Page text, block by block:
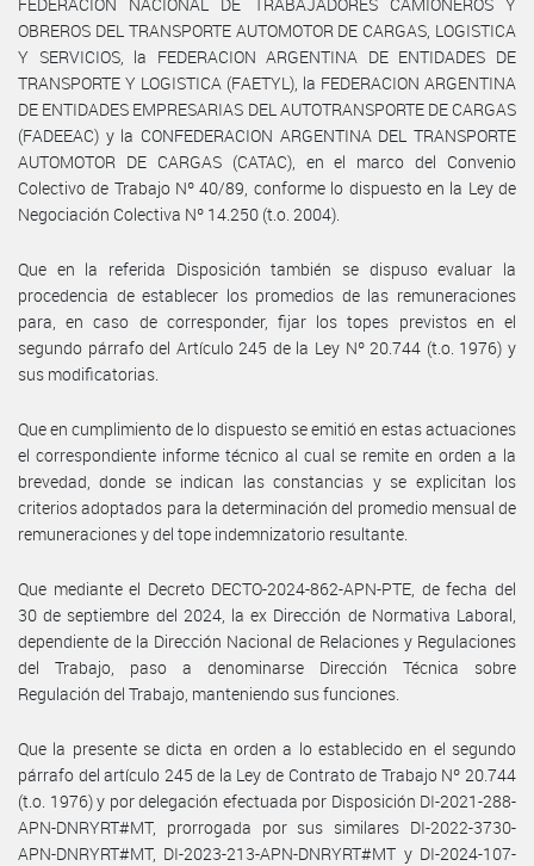
OBREROS DEL TRANSPORTE AUTOMOTOR DE CARGAS, LOGISTICA
Y SERVICIOS, la FEDERACION ARGENTINA DE ENTIDADES DE
TRANSPORTE Y LOGISTICA (FAETYL), la FEDERACION ARGENTINA
DE ENTIDADES EMPRESARIAS DEL AUTOTRANSPORTE DE CARGAS
(FADEEAC) y la CONFEDERACION ARGENTINA DEL TRANSPORTE
AUTOMOTOR DE CARGAS (CATAC), en el marco del Convenio
Colectivo de Trabajo Nº 40/89, conforme lo dispuesto en la Ley de
Negociación Colectiva Nº 14.250 (t.o. 2004).
Que en la referida Disposición también se dispuso evaluar la
procedencia de establecer los promedios de las remuneraciones
para, en caso de corresponder, fijar los topes previstos en el
segundo párrafo del Artículo 245 de la Ley Nº 20.744 (t.o. 1976) y
sus modificatorias.
Que en cumplimiento de lo dispuesto se emitió en estas actuaciones
el correspondiente informe técnico al cual se remite en orden a la
brevedad, donde se indican las constancias y se explicitan los
criterios adoptados para la determinación del promedio mensual de
remuneraciones y del tope indemnizatorio resultante.
Que mediante el Decreto DECTO-2024-862-APN-PTE, de fecha del
30 de septiembre del 2024, la ex Dirección de Normativa Laboral,
dependiente de la Dirección Nacional de Relaciones y Regulaciones
del Trabajo, paso a denominarse Dirección Técnica sobre
Regulación del Trabajo, manteniendo sus funciones.
Que la presente se dicta en orden a lo establecido en el segundo
párrafo del artículo 245 de la Ley de Contrato de Trabajo Nº 20.744
(t.o. 1976) y por delegación efectuada por Disposición DI-2021-288-
APN-DNRYRT#MT, prorrogada por sus similares DI-2022-3730-
APN-DNRYRT#MT, DI-2023-213-APN-DNRYRT#MT y DI-2024-107-